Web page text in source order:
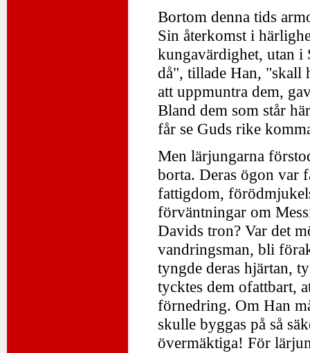
Bortom denna tids
Sin återkomst i
kungavärdighet, utan i
då", tillade Han, "skall
att uppmuntra dem,
Bland dem som står
får se Guds rike
Men lärjungarna
borta. Deras ögon var
fattigdom,
förväntningar om
Davids tron? Var det
vandringsman, bli
tyngde deras hjärtan,
tycktes dem ofattbart,
förnedring. Om Han
skulle byggas på så
övermäktiga! För